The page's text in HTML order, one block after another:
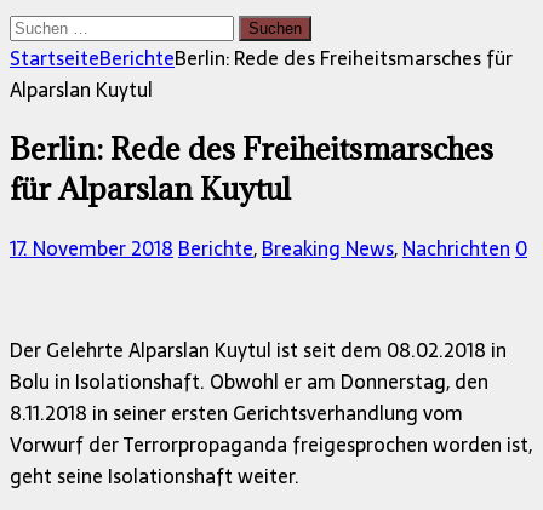
Suchen
nach:
StartseiteBerichteBerlin: Rede des Freiheitsmarsches für
Alparslan Kuytul
Berlin: Rede des Freiheitsmarsches
für Alparslan Kuytul
17. November 2018Berichte,Breaking News,Nachrichten0
Der Gelehrte Alparslan Kuytul ist seit dem 08.02.2018 in
Bolu in Isolationshaft. Obwohl er am Donnerstag, den
8.11.2018 in seiner ersten Gerichtsverhandlung vom
Vorwurf der Terrorpropaganda freigesprochen worden ist,
geht seine Isolationshaft weiter.